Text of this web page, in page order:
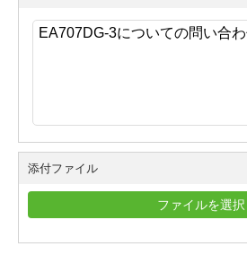
添付ファイル
ファイルを選択